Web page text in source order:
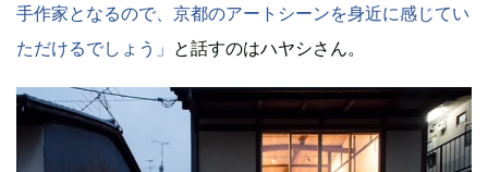
手作家となるので、京都のアートシーンを身近に感じてい
ただけるでしょう」 と話すのはハヤシさん。